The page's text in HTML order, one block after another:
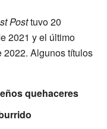
Posttuvo 20
2021 y el último
2022. Algunos títulos
quehaceres